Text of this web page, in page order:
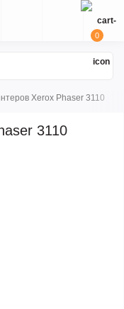
0
Xerox Phaser 3110
3110